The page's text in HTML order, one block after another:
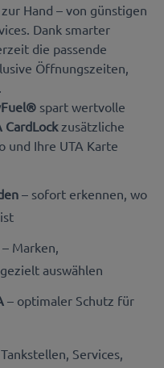
Hand – von günstigen
Dank smarter
die passende
Öffnungszeiten,
spart wertvolle
CardLockzusätzliche
und Ihre UTA Karte
– sofort erkennen, wo
– Marken,
auswählen
– optimaler Schutz für
Services,